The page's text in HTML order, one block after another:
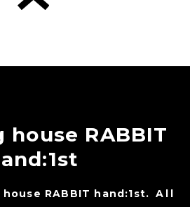
RABBIT
RABBIT hand:1st. All